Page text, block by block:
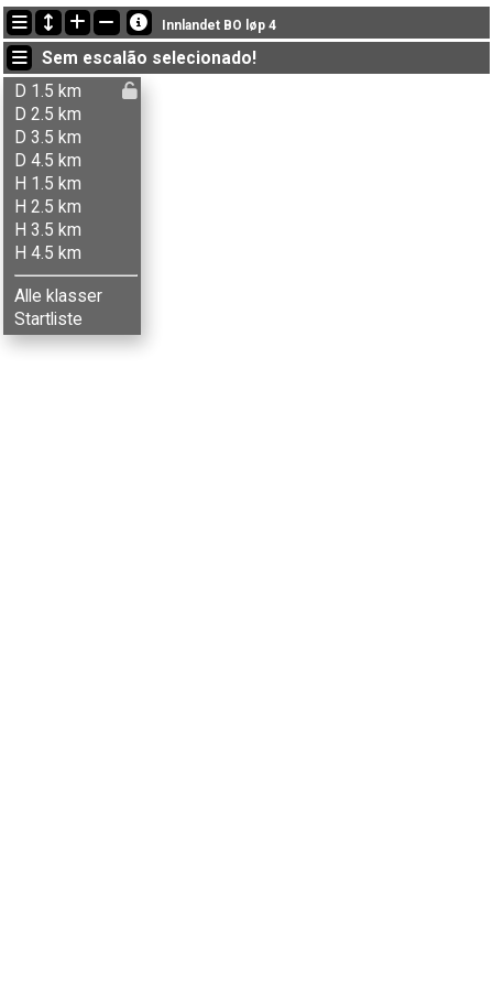
Últimas atualizações
20:30:29: Tom Røise (Herrer 4.5 km) got new status: dns
20:30:19: Jan Å. Sætaberget (Herrer 3.5 km
20:30:08: Odin H. Vollum (Herrer 3.5 km) got new status: dnf
Innlandet BO løp 4
Sem escalão selecionado!
D 1.5 km
D 2.5 km
D 3.5 km
D 4.5 km
H 1.5 km
H 2.5 km
H 3.5 km
H 4.5 km
Alle klasser
Startliste